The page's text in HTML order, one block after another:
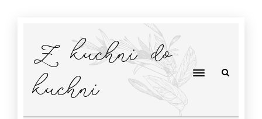
Z kuchni do
kuchni